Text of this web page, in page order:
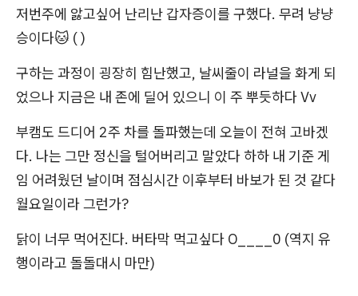
저번주에 앓고싶어 난리난 갑자증이를 구했다. 무려 냥냥
승이다🐱 ( )
구하는 과정이 굉장히 힘난했고, 날씨줄이 라널을 화게 되
었으나 지금은 내 존에 딜어 있으니 이 주 뿌듯하다 Vv
부캠도 드디어 2주 차를 돌파했는데 오늘이 전혀 고바겠
다. 나는 그만 정신을 털어버리고 말았다 하하 내 기준 게
임 어려웠던 날이며 점심시간 이후부터 바보가 된 것 같다
월요일이라 그런가?
닭이 너무 먹어진다. 버타막 먹고싶다 O____0 (역지 유
행이라고 돌돌대시 마만)